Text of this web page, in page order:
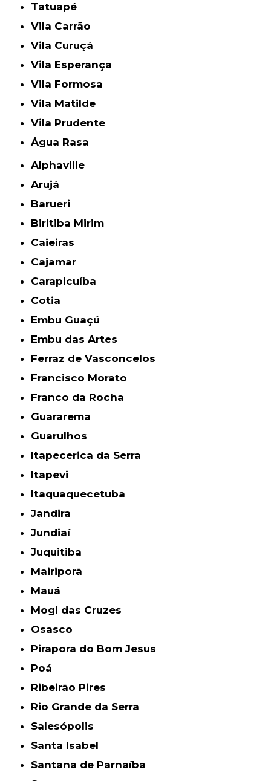
Tatuapé
Vila Carrão
Vila Curuçá
Vila Esperança
Vila Formosa
Vila Matilde
Vila Prudente
Água Rasa
Alphaville
Arujá
Barueri
Biritiba Mirim
Caieiras
Cajamar
Carapicuíba
Cotia
Embu Guaçú
Embu das Artes
Ferraz de Vasconcelos
Francisco Morato
Franco da Rocha
Guararema
Guarulhos
Itapecerica da Serra
Itapevi
Itaquaquecetuba
Jandira
Jundiaí
Juquitiba
Mairiporã
Mauá
Mogi das Cruzes
Osasco
Pirapora do Bom Jesus
Poá
Ribeirão Pires
Rio Grande da Serra
Salesópolis
Santa Isabel
Santana de Parnaíba